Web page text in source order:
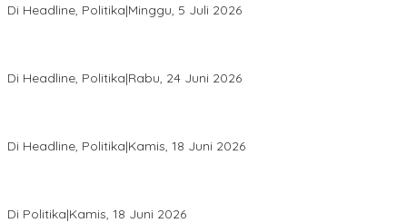
Di Headline, Politika|Minggu, 5 Juli 2026
Di Headline, Politika|Rabu, 24 Juni 2026
Di Headline, Politika|Kamis, 18 Juni 2026
Di Politika|Kamis, 18 Juni 2026